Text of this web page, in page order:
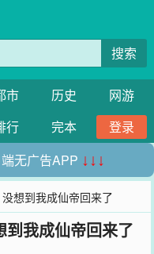
搜索
市 历史
网游
行 完本
登录
无广告APP ↓↓↓
想到我成仙帝回来了
到我成仙帝回来了